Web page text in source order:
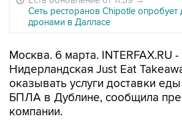
Сеть ресторанов Chipotle опробует
дронами в Далласе
Москва. 6 марта. INTERFAX.RU -
Нидерландская Just Eat
оказывать услуги доставки
БПЛА в Дублине, сообщила
компании.